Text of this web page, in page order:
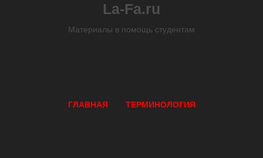
La-Fa.ru
Материалы в помощь студентам
ГЛАВНАЯ ТЕРМИНОЛОГИЯ